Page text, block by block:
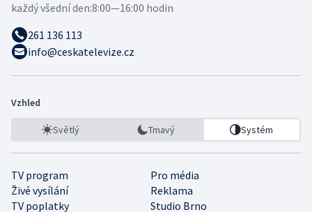
každý všední den:8:00—16:00 hodin
261 136 113
info@ceskatelevize.cz
Vzhled
Světlý Tmavý Systém
TV program
Pro média
Živé vysílání
Reklama
TV poplatky
Studio Brno